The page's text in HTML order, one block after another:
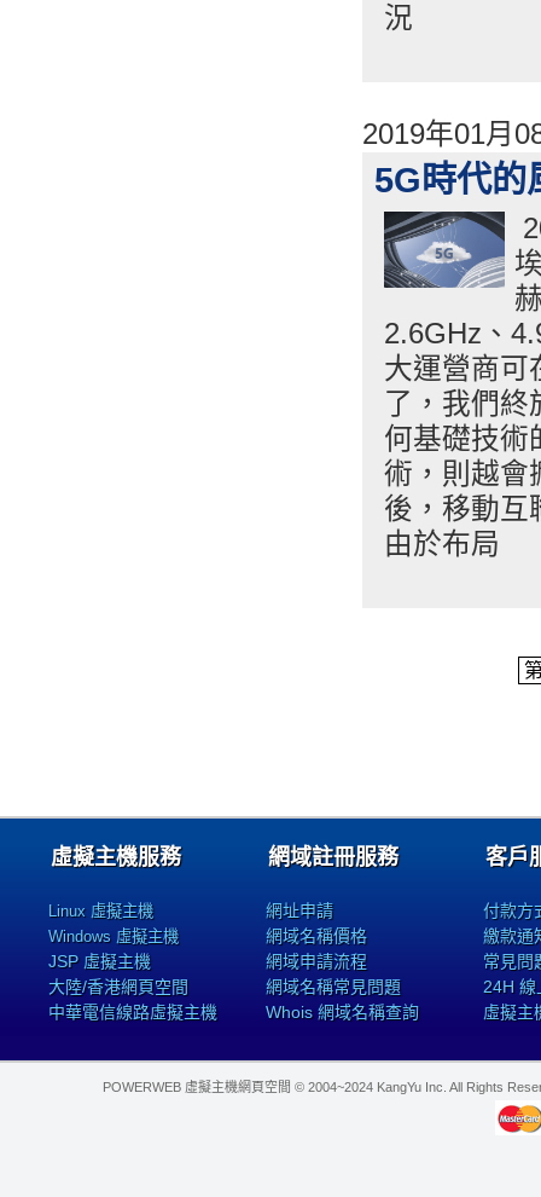
況
2019年01月
5G時代的
2.6GHz、
大運營商可
了，我們終
何基礎技術
術，則越會
後，移動互
由於布局
虛擬主機服務
Linux 虛擬主機
Windows 虛擬主機
JSP 虛擬主機
大陸/香港網頁空間
中華電信線路虛擬主機
網域註冊服務
網址申請
網域名稱價格
網域申請流程
網域名稱常見問題
Whois 網域名稱查詢
客戶
付款方
繳款通
常見問
24H 線
虛擬主
POWERWEB 虛擬主機網頁空間 © 2004~2024 KangYu Inc. All Rights